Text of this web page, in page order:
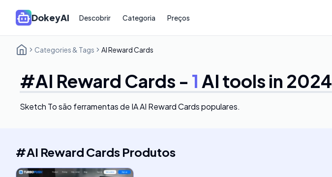
DokeyAI Descobrir Categoria Preços
Categories & Tags AI Reward Cards
#AI Reward Cards - 1 AI tools in 2024
Sketch Tosão ferramentas de IA AI Reward Cards populares.
#AI Reward Cards Produtos